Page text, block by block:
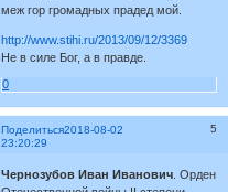
меж гор громадных прадед мой.
http://www.stihi.ru/2013/09/12/3369
Не в силе Бог, а в правде.
0
Поделиться 5
2018-08-02
23:20:29
Чернозубов Иван Иванович . Орден